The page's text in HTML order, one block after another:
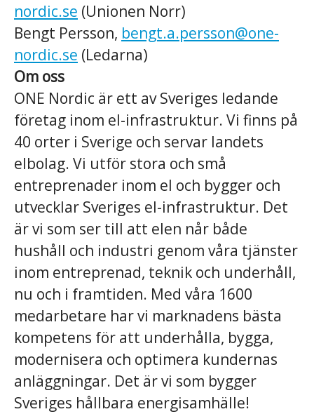
nordic.se (Unionen Norr)
Bengt Persson, bengt.a.persson@one-
nordic.se (Ledarna)
Om oss
ONE Nordic är ett av Sveriges ledande
företag inom el-infrastruktur. Vi finns på
40 orter i Sverige och servar landets
elbolag. Vi utför stora och små
entreprenader inom el och bygger och
utvecklar Sveriges el-infrastruktur. Det
är vi som ser till att elen når både
hushåll och industri genom våra tjänster
inom entreprenad, teknik och underhåll,
nu och i framtiden. Med våra 1600
medarbetare har vi marknadens bästa
kompetens för att underhålla, bygga,
modernisera och optimera kundernas
anläggningar. Det är vi som bygger
Sveriges hållbara energisamhälle!